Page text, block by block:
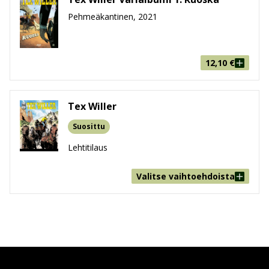
Pehmeäkantinen, 2021
12,10 €
Tex Willer
Suosittu
Lehtitilaus
Valitse vaihtoehdoista